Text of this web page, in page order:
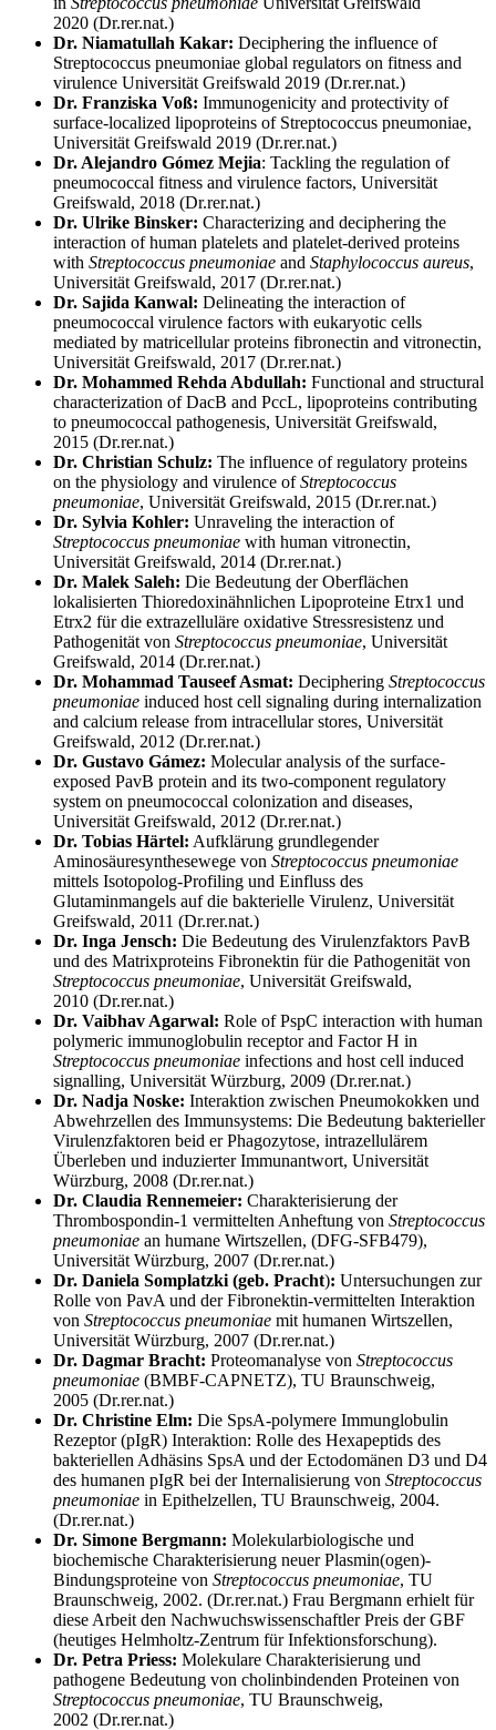
2020 (Dr.rer.nat.)
Dr. Niamatullah Kakar: Deciphering the influence of
Streptococcus pneumoniae global regulators on fitness and
virulence Universität Greifswald 2019 (Dr.rer.nat.)
Dr. Franziska Voß: Immunogenicity and protectivity of
surface-localized lipoproteins of Streptococcus pneumoniae,
Universität Greifswald 2019 (Dr.rer.nat.)
Dr. Alejandro Gómez Mejia: Tackling the regulation of
pneumococcal fitness and virulence factors, Universität
Greifswald, 2018 (Dr.rer.nat.)
Dr. Ulrike Binsker: Characterizing and deciphering the
interaction of human platelets and platelet-derived proteins
with Streptococcus pneumoniae and Staphylococcus aureus,
Universität Greifswald, 2017 (Dr.rer.nat.)
Dr. Sajida Kanwal: Delineating the interaction of
pneumococcal virulence factors with eukaryotic cells
mediated by matricellular proteins fibronectin and vitronectin,
Universität Greifswald, 2017 (Dr.rer.nat.)
Dr. Mohammed Rehda Abdullah: Functional and structural
characterization of DacB and PccL, lipoproteins contributing
to pneumococcal pathogenesis, Universität Greifswald,
2015 (Dr.rer.nat.)
Dr. Christian Schulz: The influence of regulatory proteins
on the physiology and virulence ofStreptococcus
pneumoniae, Universität Greifswald, 2015 (Dr.rer.nat.)
Dr. Sylvia Kohler: Unraveling the interaction of
Streptococcus pneumoniae with human vitronectin,
Universität Greifswald, 2014 (Dr.rer.nat.)
Dr. Malek Saleh: Die Bedeutung der Oberflächen
lokalisierten Thioredoxinähnlichen Lipoproteine Etrx1 und
Etrx2 für die extrazelluläre oxidative Stressresistenz und
Pathogenität von Streptococcus pneumoniae, Universität
Greifswald, 2014 (Dr.rer.nat.)
Dr. Mohammad Tauseef Asmat: Deciphering Streptococcus
pneumoniae induced host cell signaling during internalization
and calcium release from intracellular stores, Universität
Greifswald, 2012 (Dr.rer.nat.)
Dr. Gustavo Gámez: Molecular analysis of the surface-
exposed PavB protein and its two-component regulatory
system on pneumococcal colonization and diseases,
Universität Greifswald, 2012 (Dr.rer.nat.)
Dr. Tobias Härtel: Aufklärung grundlegender
Aminosäuresynthesewege von Streptococcus pneumoniae
mittels Isotopolog-Profiling und Einfluss des
Glutaminmangels auf die bakterielle Virulenz, Universität
Greifswald, 2011 (Dr.rer.nat.)
Dr. Inga Jensch: Die Bedeutung des Virulenzfaktors PavB
und des Matrixproteins Fibronektin für die Pathogenität von
Streptococcus pneumoniae, Universität Greifswald,
2010 (Dr.rer.nat.)
Dr. Vaibhav Agarwal: Role of PspC interaction with human
polymeric immunoglobulin receptor and Factor H in
Streptococcus pneumoniae infections and host cell induced
signalling, Universität Würzburg, 2009 (Dr.rer.nat.)
Dr. Nadja Noske: Interaktion zwischen Pneumokokken und
Abwehrzellen des Immunsystems: Die Bedeutung bakterieller
Virulenzfaktoren beid er Phagozytose, intrazellulärem
Überleben und induzierter Immunantwort, Universität
Würzburg, 2008 (Dr.rer.nat.)
Dr. Claudia Rennemeier: Charakterisierung der
Thrombospondin-1 vermittelten Anheftung von Streptococcus
pneumoniae an humane Wirtszellen, (DFG-SFB479),
Universität Würzburg, 2007 (Dr.rer.nat.)
Dr. Daniela Somplatzki (geb. Pracht): Untersuchungen zur
Rolle von PavA und der Fibronektin-vermittelten Interaktion
von Streptococcus pneumoniae mit humanen Wirtszellen,
Universität Würzburg, 2007 (Dr.rer.nat.)
Dr. Dagmar Bracht: Proteomanalyse von Streptococcus
pneumoniae (BMBF-CAPNETZ), TU Braunschweig,
2005 (Dr.rer.nat.)
Dr. Christine Elm: Die SpsA-polymere Immunglobulin
Rezeptor (pIgR) Interaktion: Rolle des Hexapeptids des
bakteriellen Adhäsins SpsA und der Ectodomänen D3 und D4
des humanen pIgR bei der Internalisierung von Streptococcus
pneumoniae in Epithelzellen, TU Braunschweig, 2004.
(Dr.rer.nat.)
Dr. Simone Bergmann: Molekularbiologische und
biochemische Charakterisierung neuer Plasmin(ogen)-
Bindungsproteine von Streptococcus pneumoniae, TU
Braunschweig, 2002. (Dr.rer.nat.) Frau Bergmann erhielt für
diese Arbeit den Nachwuchswissenschaftler Preis der GBF
(heutiges Helmholtz-Zentrum für Infektionsforschung).
Dr. Petra Priess: Molekulare Charakterisierung und
pathogene Bedeutung von cholinbindenden Proteinen von
Streptococcus pneumoniae, TU Braunschweig,
2002 (Dr.rer.nat.)